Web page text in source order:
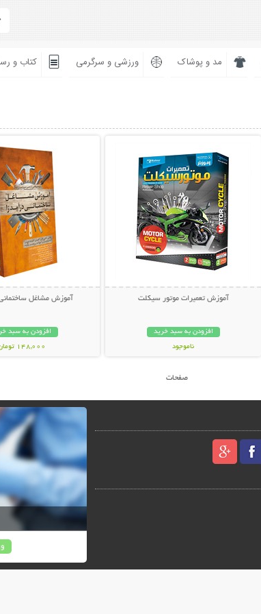
مد و پوشاک ورزشی و سرگرمی کتاب و
آموزش تعمیرات موتور سیکلت
افزودن به سبد خرید
ناموجود
آموزش مشاغل
افزودن به سبد
148,000 تومان
صفحات